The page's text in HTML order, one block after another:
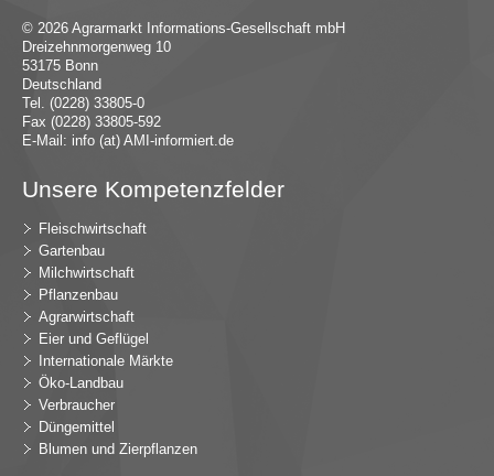
© 2026 Agrarmarkt Informations-Gesellschaft mbH
Dreizehnmorgenweg 10
53175 Bonn
Deutschland
Tel. (0228) 33805-0
Fax (0228) 33805-592
E-Mail: info (at) AMI-informiert.de
Unsere Kompetenzfelder
Fleischwirtschaft
Gartenbau
Milchwirtschaft
Pflanzenbau
Agrarwirtschaft
Eier und Geflügel
Internationale Märkte
Öko-Landbau
Verbraucher
Düngemittel
Blumen und Zierpflanzen